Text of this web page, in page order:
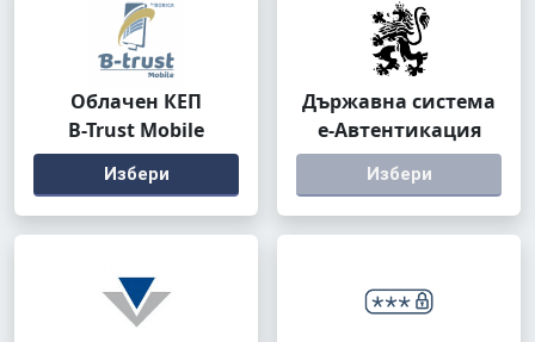
Облачен КЕП
B-Trust Mobile
Избери
Държавна система
е-Автентикация
Избери